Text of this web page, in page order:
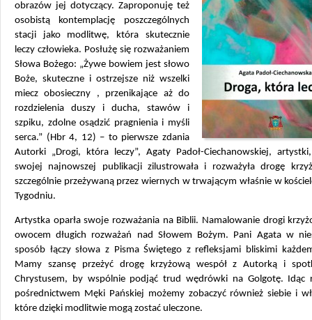
obrazów jej dotyczący. Zaproponuję też
osobistą kontemplację poszczególnych
stacji jako modlitwę, która skutecznie
leczy człowieka. Posłużę się rozważaniem
Słowa Bożego: „Żywe bowiem jest słowo
Boże, skuteczne i ostrzejsze niż wszelki
miecz obosieczny , przenikające aż do
rozdzielenia duszy i ducha, stawów i
szpiku, zdolne osądzić pragnienia i myśli
serca.” (Hbr 4, 12) – to pierwsze zdania
Autorki „Drogi, która leczy”, Agaty Padoł-Ciechanowskiej,
swojej najnowszej publikacji zilustrowała i rozważyła drogę
szczególnie przeżywaną przez wiernych w trwającym właśnie w
Tygodniu.
Artystka oparła swoje rozważania na Biblii. Namalowanie drogi
owocem długich rozważań nad Słowem Bożym. Pani Agata w
sposób łączy słowa z Pisma Świętego z refleksjami bliskimi
Mamy szansę przeżyć drogę krzyżową wespół z Autorką i
Chrystusem, by wspólnie podjąć trud wędrówki na Golgotę. Idąc
pośrednictwem Męki Pańskiej możemy zobaczyć również siebie i
które dzięki modlitwie mogą zostać uleczone.